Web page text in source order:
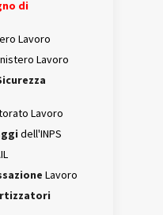
di
Lavoro
Lavoro
Lavoro
dell'INPS
Lavoro